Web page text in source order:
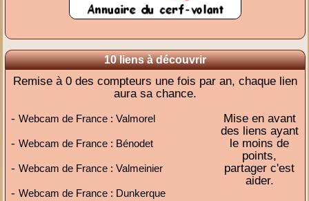
10 liens à découvrir
Remise à 0 des compteurs une fois par an, chaque lien
aura sa chance.
-Webcam de France : Valmorel
-Webcam de France : Bénodet
-Webcam de France : Valmeinier
-Webcam de France : Dunkerque
Mise en avant
des liens ayant
le moins de
points,
partager c'est
aider.